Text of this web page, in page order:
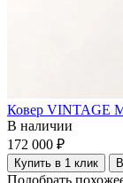
Ковер VINTAGE
В наличии
172 000 ₽
Купить в 1 клик